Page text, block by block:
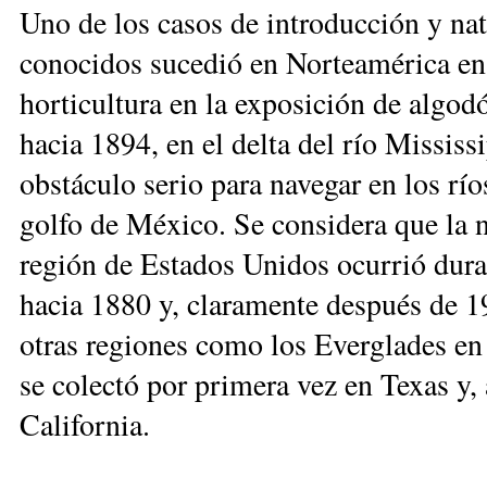
Uno de los casos de introducción y
conocidos sucedió en Norteamérica
horticultura en la exposición de
hacia 1894, en el delta del río
obstáculo serio para navegar en los
golfo de México. Se considera que
región de Estados Unidos ocurrió
hacia 1880 y, claramente después
otras regiones como los Everglades
se colectó por primera vez en Texas
California.